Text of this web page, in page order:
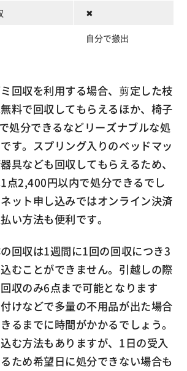
✖
自分で搬出
回収を利用する場合、剪定した枝
料で回収してもらえるほか、椅子
処分できるなどリーズナブルな処
す。スプリング入りのベッドマッ
具なども回収してもらえるため、
点2,400円以内で処分できるでし
ット申し込みではオンライン決済
い方法も便利です。
回収は1週間に1回の回収につき3
むことができません。引越しの際
収のみ6点まで可能となります
けなどで多量の不用品が出た場合
るまでに時間がかかるでしょう。
む方法もありますが、1日の受入
ため希望日に処分できない場合も